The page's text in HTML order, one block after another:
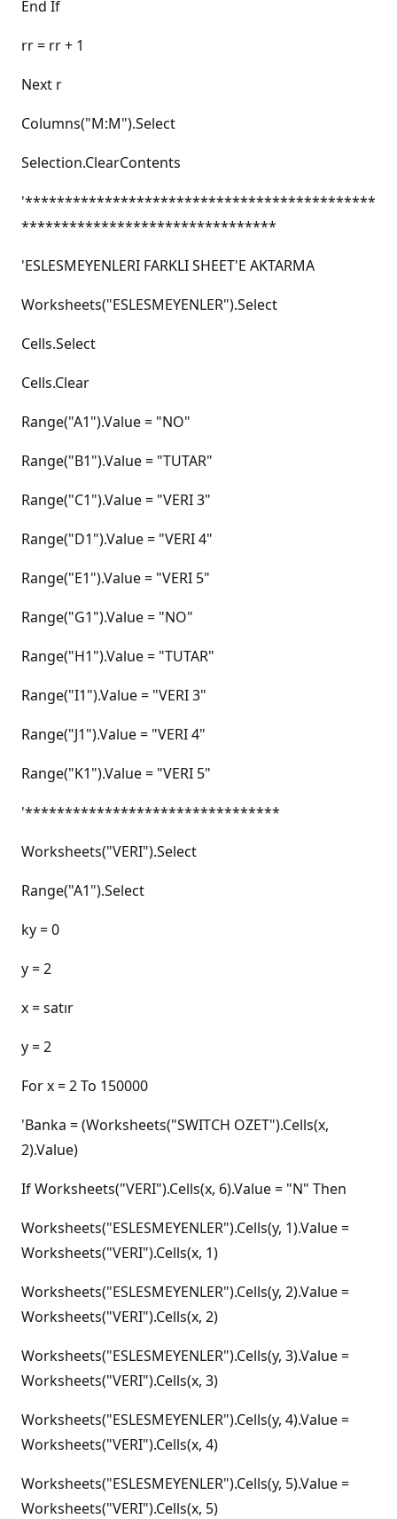
End If
rr = rr + 1
Next r
Columns("M:M").Select
Selection.ClearContents
'********************************************
********************************
'ESLESMEYENLERI FARKLI SHEET'E AKTARMA
Worksheets("ESLESMEYENLER").Select
Cells.Select
Cells.Clear
Range("A1").Value = "NO"
Range("B1").Value = "TUTAR"
Range("C1").Value = "VERI 3"
Range("D1").Value = "VERI 4"
Range("E1").Value = "VERI 5"
Range("G1").Value = "NO"
Range("H1").Value = "TUTAR"
Range("I1").Value = "VERI 3"
Range("J1").Value = "VERI 4"
Range("K1").Value = "VERI 5"
'********************************
Worksheets("VERI").Select
Range("A1").Select
ky = 0
y = 2
x = satır
y = 2
For x = 2 To 150000
'Banka = (Worksheets("SWITCH OZET").Cells(x,
2).Value)
If Worksheets("VERI").Cells(x, 6).Value = "N" Then
Worksheets("ESLESMEYENLER").Cells(y, 1).Value =
Worksheets("VERI").Cells(x, 1)
Worksheets("ESLESMEYENLER").Cells(y, 2).Value =
Worksheets("VERI").Cells(x, 2)
Worksheets("ESLESMEYENLER").Cells(y, 3).Value =
Worksheets("VERI").Cells(x, 3)
Worksheets("ESLESMEYENLER").Cells(y, 4).Value =
Worksheets("VERI").Cells(x, 4)
Worksheets("ESLESMEYENLER").Cells(y, 5).Value =
Worksheets("VERI").Cells(x, 5)